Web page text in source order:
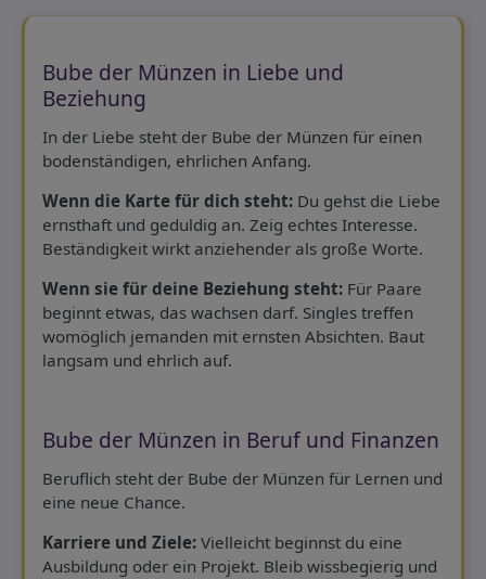
Bube der Münzen in Liebe und
Beziehung
In der Liebe steht der Bube der Münzen für einen
bodenständigen, ehrlichen Anfang.
Wenn die Karte für dich steht: Du gehst die Liebe
ernsthaft und geduldig an. Zeig echtes Interesse.
Beständigkeit wirkt anziehender als große Worte.
Wenn sie für deine Beziehung steht: Für Paare
beginnt etwas, das wachsen darf. Singles treffen
womöglich jemanden mit ernsten Absichten. Baut
langsam und ehrlich auf.
Bube der Münzen in Beruf und Finanzen
Beruflich steht der Bube der Münzen für Lernen und
eine neue Chance.
Karriere und Ziele: Vielleicht beginnst du eine
Ausbildung oder ein Projekt. Bleib wissbegierig und